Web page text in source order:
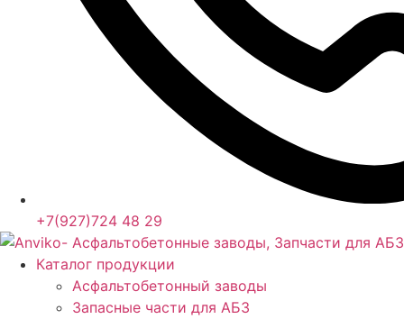
+7(927)724 48 29
Каталог продукции
Асфальтобетонный заводы
Запасные части для АБЗ